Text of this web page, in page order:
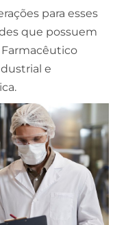
para esses
que possuem
Farmacêutico
e